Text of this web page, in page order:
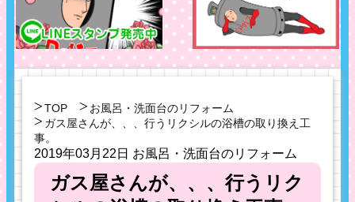
TOP
お風呂・洗面台のリフォーム
ガス屋さんが、、、行うリクシルの浴槽の取り換え工
事。
2019年03月22日 お風呂・洗面台のリフォーム
ガス屋さんが、、、行うリク